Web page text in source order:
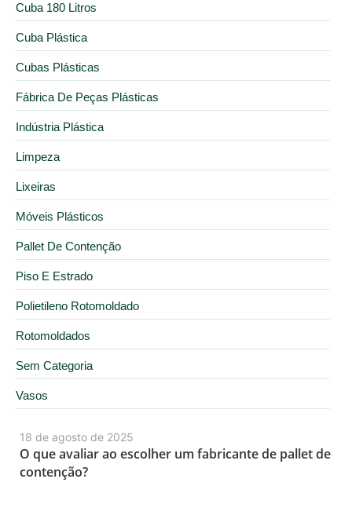
18 de agosto de 2025
O que avaliar ao escolher um fabricante de pallet de
contenção?
Cuba 180 Litros
Cuba Plástica
Cubas Plásticas
Fábrica De Peças Plásticas
Indústria Plástica
Limpeza
Lixeiras
Móveis Plásticos
Pallet De Contenção
Piso E Estrado
Polietileno Rotomoldado
Rotomoldados
Sem Categoria
Vasos